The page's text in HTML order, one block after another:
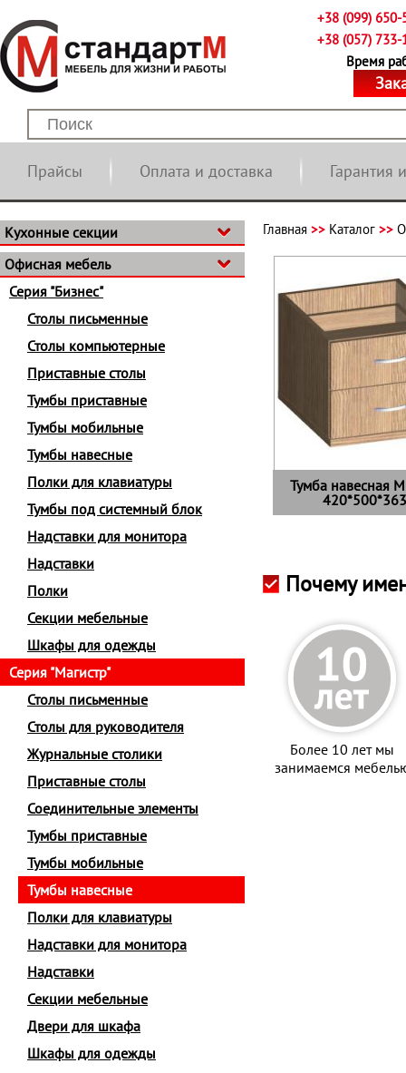
+38 (099) 650-
+38 (057) 733-
Время
Прайсы Оплата и доставка Гарантия
Кухонные секции
Офисная мебель
Серия "Бизнес"
Столы письменные
Столы компьютерные
Приставные столы
Тумбы приставные
Тумбы мобильные
Тумбы навесные
Полки для клавиатуры
Тумбы под системный блок
Надставки для монитора
Надставки
Полки
Секции мебельные
Шкафы для одежды
Серия "Магистр"
Столы письменные
Столы для руководителя
Журнальные столики
Приставные столы
Соединительные элементы
Тумбы приставные
Тумбы мобильные
Тумбы навесные
Полки для клавиатуры
Надставки для монитора
Надставки
Секции мебельные
Двери для шкафа
Шкафы для одежды
Главная >> Каталог >>
Тумба навесная
420*500*363
Почему
Более 10 лет мы
занимаемся